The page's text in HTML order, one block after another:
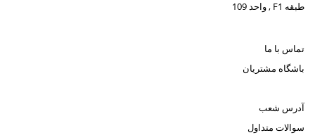
طبقه F1 , واحد 109
تماس با ما
باشگاه مشتریان
آدرس شعب
سوالات متداول